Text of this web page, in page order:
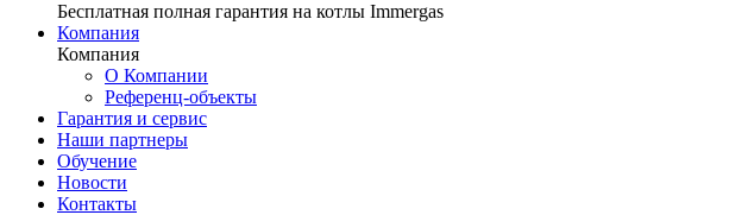
Бесплатная полная гарантия на котлы Immergas
Компания
Компания
О Компании
Референц-объекты
Гарантия и сервис
Наши партнеры
Обучение
Новости
Контакты